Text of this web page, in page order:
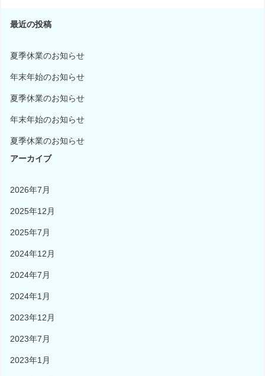
ョ
ン
最近の投稿
夏季休業のお知らせ
年末年始のお知らせ
夏季休業のお知らせ
年末年始のお知らせ
夏季休業のお知らせ
アーカイブ
2026年7月
2025年12月
2025年7月
2024年12月
2024年7月
2024年1月
2023年12月
2023年7月
2023年1月